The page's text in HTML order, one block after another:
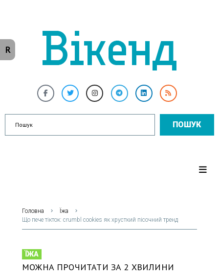
ПОШУК
Головна
Їжа
Що пече тікток: сrumbl cookies як хрусткий пісочний тренд
ЇЖА
МОЖНА ПРОЧИТАТИ ЗА 2 ХВИЛИНИ
R